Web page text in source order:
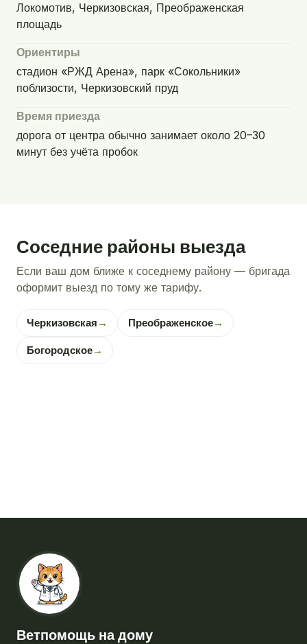
Локомотив, Черкизовская, Преображенская
площадь
Ориентиры
стадион «РЖД Арена», парк «Сокольники»
поблизости, Черкизовский пруд
Время приезда
дорога от центра обычно занимает около 20–30
минут без учёта пробок
Соседние районы выезда
Если ваш дом ближе к соседнему району — бригада
оформит выезд по тому же тарифу.
Черкизовская → Преображенское→
Богородское→
Ветпомощь на дому